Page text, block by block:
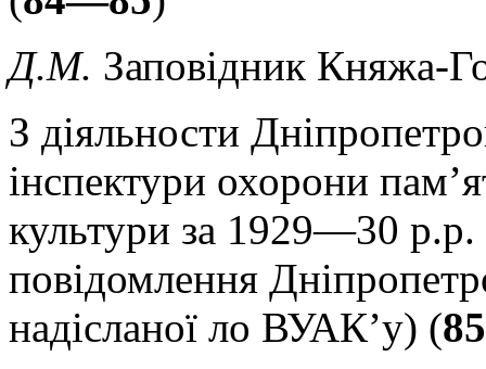
Д.М. Заповідник Княжа-
З діяльности
інспектури охорони
культури за 1929—30 р.р.
повідомлення
надісланої ло ВУАК’у) (85